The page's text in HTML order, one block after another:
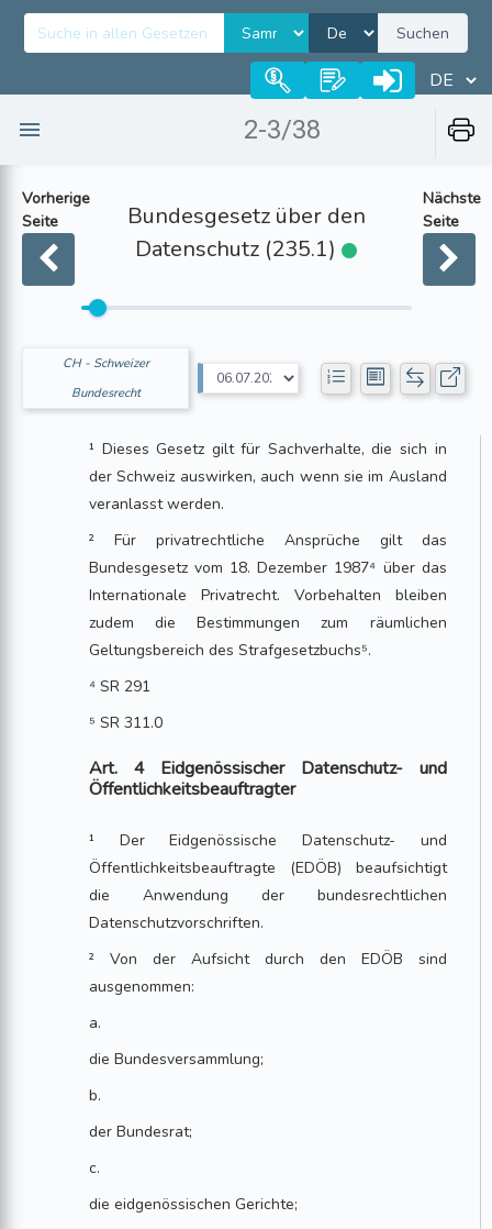
Suchen
2-3/38
Vorherige
Seite
Bundesgesetz über den
Datenschutz (235.1)
Nächste
Seite
CH - Schweizer
Bundesrecht
¹ Dieses Gesetz gilt für Sachverhalte, die sich in
der Schweiz auswirken, auch wenn sie im Ausland
veranlasst werden.
² Für privatrechtliche Ansprüche gilt das
Bundesgesetz vom 18. Dezember 1987⁴ über das
Internationale Privatrecht. Vorbehalten bleiben
zudem die Bestimmungen zum räumlichen
Geltungsbereich des Strafgesetzbuchs⁵.
⁴ SR 291
⁵ SR 311.0
Art. 4 Eidgenössischer Datenschutz- und
Öffentlichkeitsbeauftragter
¹ Der Eidgenössische Datenschutz- und
Öffentlichkeitsbeauftragte (EDÖB) beaufsichtigt
die Anwendung der bundesrechtlichen
Datenschutzvorschriften.
² Von der Aufsicht durch den EDÖB sind
ausgenommen:
a.
die Bundesversammlung;
b.
der Bundesrat;
c.
die eidgenössischen Gerichte;